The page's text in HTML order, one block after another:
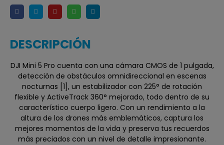
DESCRIPCIÓN
DJI Mini 5 Pro cuenta con una cámara CMOS de 1 pulgada,
detección de obstáculos omnidireccional en escenas
nocturnas [1], un estabilizador con 225° de rotación
flexible y ActiveTrack 360° mejorado, todo dentro de su
característico cuerpo ligero. Con un rendimiento a la
altura de los drones más emblemáticos, captura los
mejores momentos de la vida y preserva tus recuerdos
más preciados con un nivel de detalle impresionante.